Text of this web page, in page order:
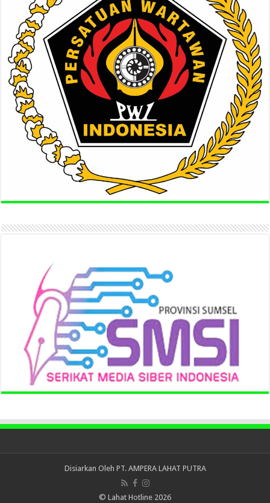
Disiarkan Oleh PT. AMPERA LAHAT PUTRA
© Lahat Hotline 2026